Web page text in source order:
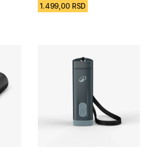
1.499,00 RSD